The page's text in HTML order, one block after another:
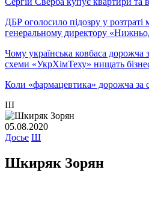
ДБР оголосило підозру у
генеральному директору
Чому українська ковбаса дорожча
схеми «УкрХімТеху» нищать
Коли «фармацевтика» дорожча за
Ш
05.08.2020
Досье Ш
Шкиряк Зорян